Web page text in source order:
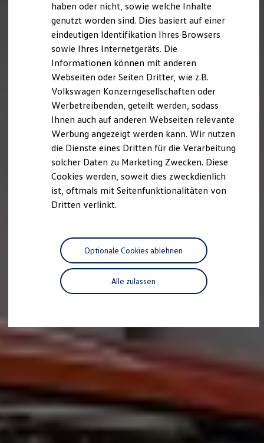
R-Modelle
R Experience
Driving Experience
Volkswagen entdecken
Werkbesichtigung
Lifestyle Shop
T-Roc Kollektion
Golf Kollektion
ID. Kollektion
Volkswagen Kollektion
R-Kollektion
GTI Kollektion
Fußball Drop
we drive football
#wedriveproud
Besitzer und Service
Software Updates
Service und Ersatzteile
Motorenöl und Flüssigkeiten
Räder und Reifen
Pannen- und Unfallhilfe
Economy Service
Volkswagen Teile
Zubehör
Entertainment und Elektronik
Individualisieren
Wallbox und Ladekabel
Digitale Extras
Dienste für Ihr Modell finden
Handy und Fahrzeug verbinden
Updates für Software, Karten und Radio
Über Ihr Auto
Vorgängermodelle
haben oder nicht, sowie welche Inhalte
genutzt worden sind. Dies basiert auf einer
eindeutigen Identifikation Ihres Browsers
sowie Ihres Internetgeräts. Die
Informationen können mit anderen
Webseiten oder Seiten Dritter, wie z.B.
Volkswagen Konzerngesellschaften oder
Werbetreibenden, geteilt werden, sodass
Ihnen auch auf anderen Webseiten relevante
Werbung angezeigt werden kann. Wir nutzen
die Dienste eines Dritten für die Verarbeitung
solcher Daten zu Marketing Zwecken. Diese
Cookies werden, soweit dies zweckdienlich
ist, oftmals mit Seitenfunktionalitäten von
Dritten verlinkt.
Alle zulassen
Optionale Cookies ablehnen